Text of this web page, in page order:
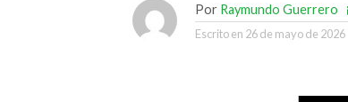
Por Raymundo Guerrero
Escrito en 26 de mayo de 2026